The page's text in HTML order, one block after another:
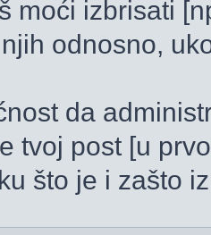
moći izbrisati
odnosno,
da
tvoj post [u
što je i zašto